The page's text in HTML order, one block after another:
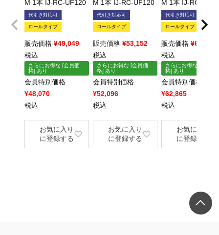
×
M 1本 IJ-RC-UF120
代引き対応可
ロールタイプ
販売価格 ¥49,049
税込
さらにお得な [会員価
格] あり
会員特別価格
¥48,070
税込
お気に入り
に登録する
M 1本 IJ-RC-UF120
代引き対応可
ロールタイプ
販売価格 ¥53,152
税込
さらにお得な [会員価
格] あり
会員特別価格
¥52,096
税込
お気に入り
に登録する
M 1本 IJ-RC-
代引き対応可
ロールタイプ
販売価格 ¥64,141
税込
さらにお得な [会員価
格] あり
会員特別価格
¥62,865
税込
お気に入り
に登録する